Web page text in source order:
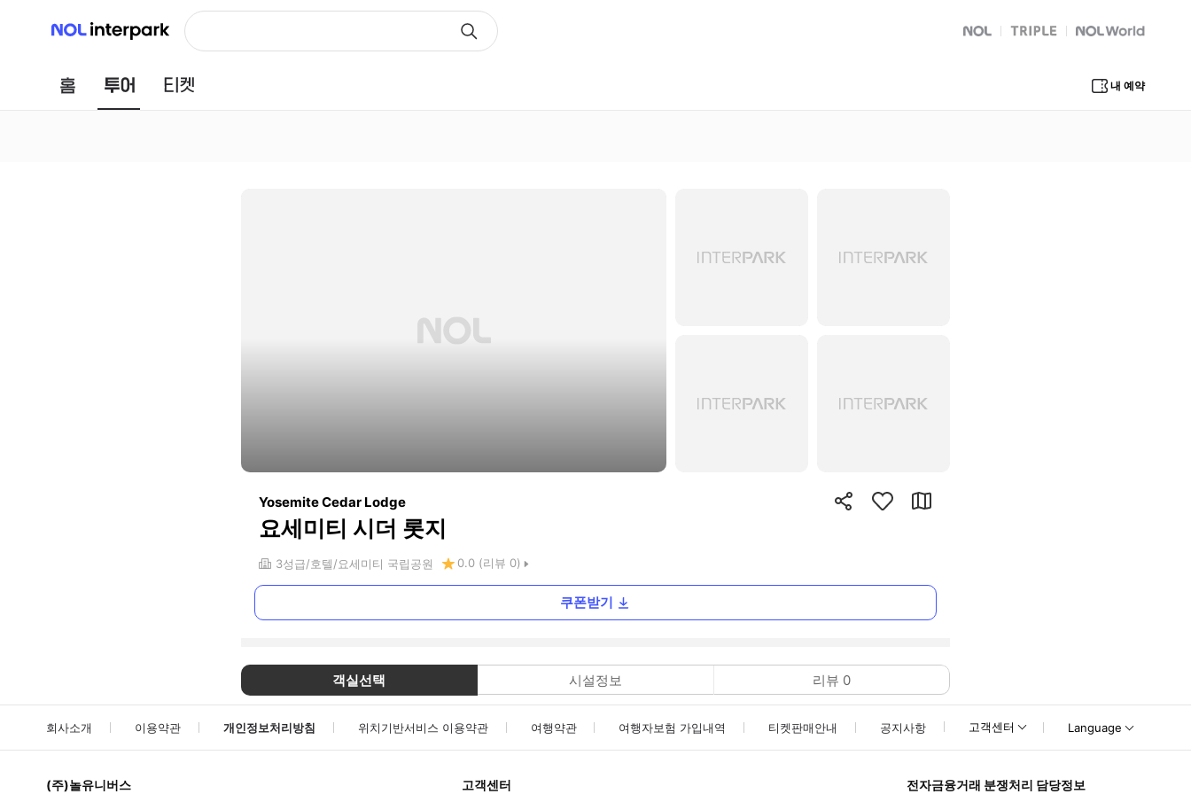
NOL 인터파크
NOL
트리플 Global Interpark
홈 투어 내 예약
Yosemite Cedar Lodge
요세미티 시더 롯지
3성급 호텔 요세미티 국립공원 0.0 (리뷰 0)
쿠폰받기
객실선택 시설정보 리뷰 0
회사소개 이용약관 개인정보처리방침 위치기반서비스 이용약관 여행약관 여행자보험 가입내역 티켓판매안내 공지사항 고객센터 Language
(주)놀유니버스 고객센터 전자금융거래 분쟁처리 담당정보